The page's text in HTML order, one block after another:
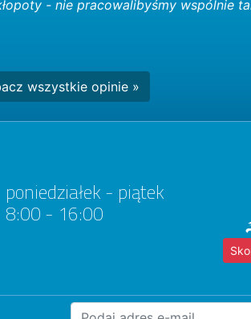
- nie pracowalibyśmy wspólnie
wszystkie opinie »
poniedziałek - piątek
8:00 - 16:00